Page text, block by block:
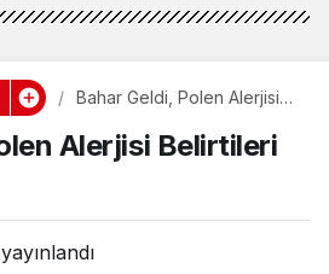
Bahar Geldi, Polen Alerjisi
Alerjisi Belirtileri
yayınlandı